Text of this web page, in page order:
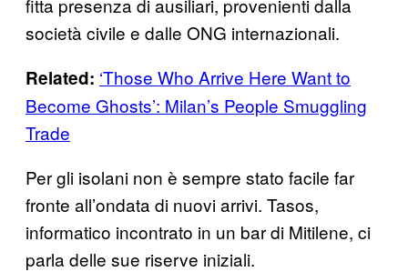
fitta presenza di ausiliari, provenienti dalla
società civile e dalle ONG internazionali.
Related: ‘Those Who Arrive Here Want to
Become Ghosts’: Milan’s People Smuggling
Trade
Per gli isolani non è sempre stato facile far
fronte all’ondata di nuovi arrivi. Tasos,
informatico incontrato in un bar di Mitilene, ci
parla delle sue riserve iniziali.